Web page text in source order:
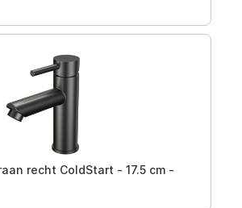
recht ColdStart - 17.5 cm -